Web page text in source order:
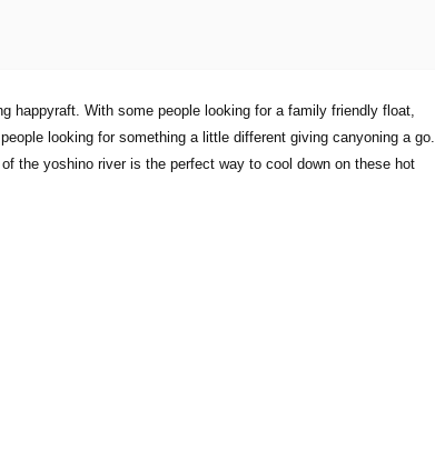
happyraft. With some people looking for a family friendly float,
looking for something a little different giving canyoning a go.
the yoshino river is the perfect way to cool down on these hot